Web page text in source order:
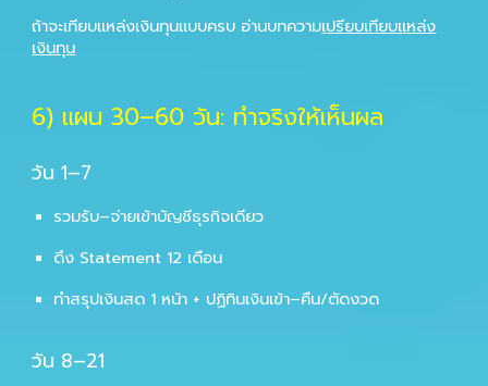
ถ้าจะเทียบแหล่งเงินทุนแบบครบ อ่านบทความเปรียบเทียบแหล่ง
เงินทุน
6) แผน 30–60 วัน: ทำจริงให้เห็นผล
วัน 1–7
รวมรับ–จ่ายเข้าบัญชีธุรกิจเดียว
ดึง Statement 12 เดือน
ทำสรุปเงินสด 1 หน้า + ปฏิทินเงินเข้า–คืน/ตัดงวด
วัน 8–21